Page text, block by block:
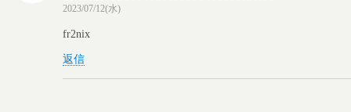
2023/07/12(水)
fr2nix
返信